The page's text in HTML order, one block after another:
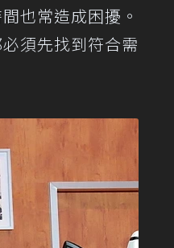
也常造成困擾。
須先找到符合需